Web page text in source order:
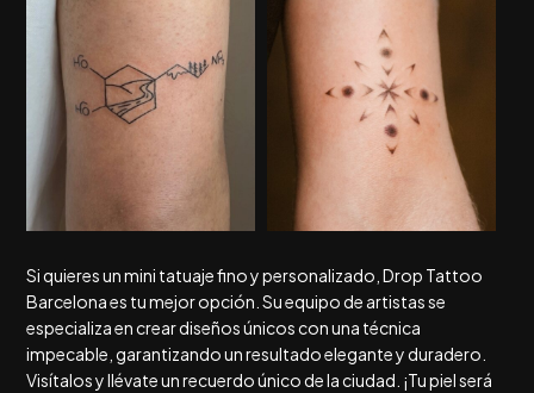
Si quieres un mini tatuaje fino y personalizado, Drop Tattoo
Barcelona es tu mejor opción. Su equipo de artistas se
especializa en crear diseños únicos con una técnica
impecable, garantizando un resultado elegante y duradero.
Visítalos y llévate un recuerdo único de la ciudad. ¡Tu piel será